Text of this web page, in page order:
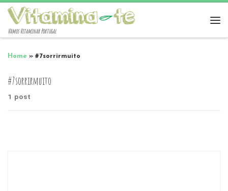
Vamos Vitaminar Portugal
Home » #7sorrirmuito
#7sorrirmuito
1 post